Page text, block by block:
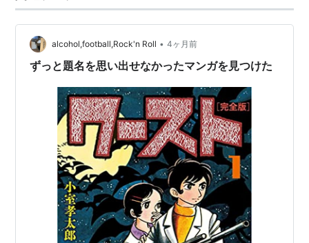
ワースト
WORST
alcohol,football,Rock'n Roll • 4ヶ月前
ずっと題名を思い出せなかったマンガを見つけた